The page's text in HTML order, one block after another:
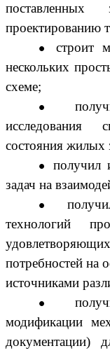
проектированию
строит
нескольких
схеме;
исследования
состояния жилых
получил
задач на
технологий
потребностей на
источниками
модификации
документации)